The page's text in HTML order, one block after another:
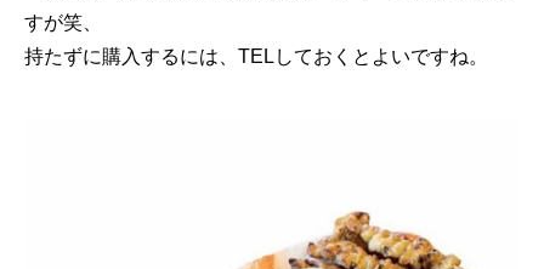
すが笑、
持たずに購入するには、TELしておくとよいですね。